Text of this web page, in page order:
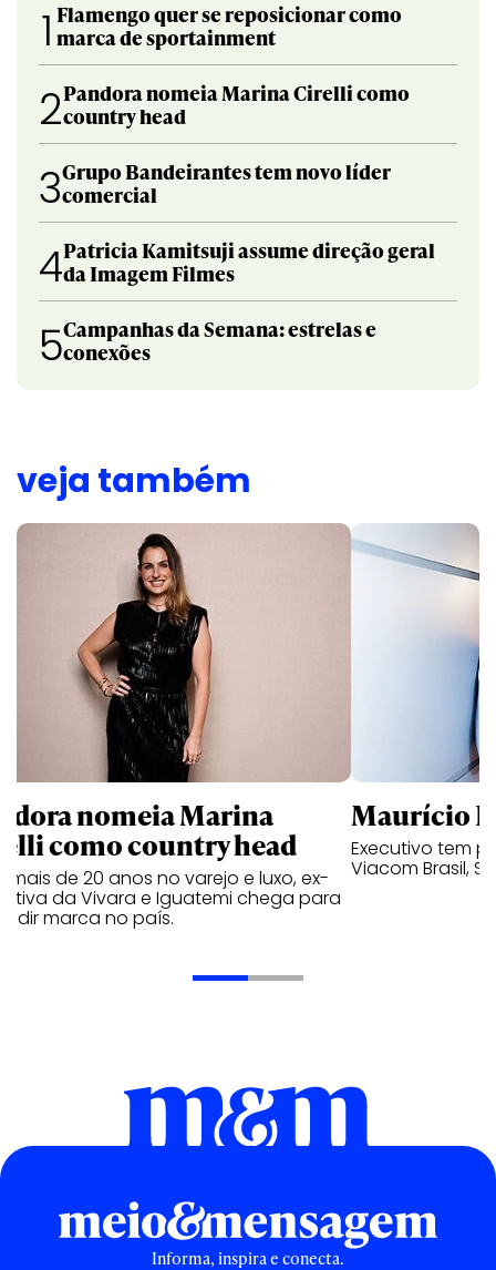
1 Flamengo quer se reposicionar como
marca de sportainment
2Pandora nomeia Marina Cirelli como
country head
3Grupo Bandeirantes tem novo líder
comercial
4Patricia Kamitsuji assume direção geral
da Imagem Filmes
5Campanhas da Semana: estrelas e
conexões
veja também
nomeia Marina
como country head
mais de 20 anos no varejo e luxo, ex-
da Vivara e Iguatemi chega para
marca no país.
Maurício
Executivo tem
Viacom Brasil,
Informa, inspira e conecta.